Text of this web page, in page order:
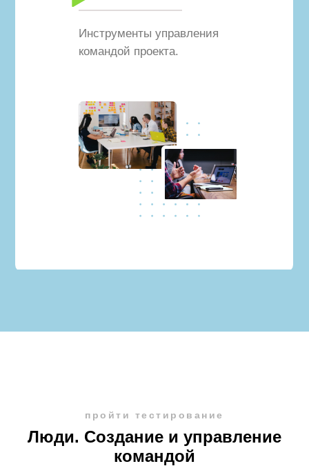
Инструменты управления
командой проекта.
пройти тестирование
Люди. Создание и управление
командой